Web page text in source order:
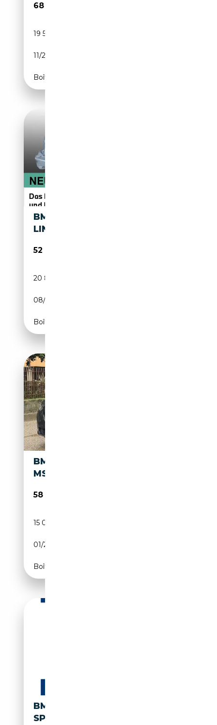
68 700€
19 500 km
11/2025
Boîte automatique
BMW X3 M 40I M SHADOW
LINE
52 320€
20 877 km
08/2022
Boîte automatique
BMW X3 M X3 XDRIVE30E
MSPORT PRO
58 990€
15 000 km
01/2025
Boîte automatique
BMW X3 M 50 XDRIVE
SPORTPAKET HK HIFI DAB